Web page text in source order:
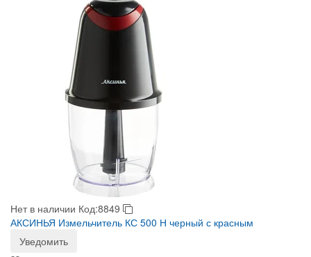
Нет в наличии Код:8849
АКСИНЬЯ Измельчитель КС 500 Н черный с красным
Уведомить